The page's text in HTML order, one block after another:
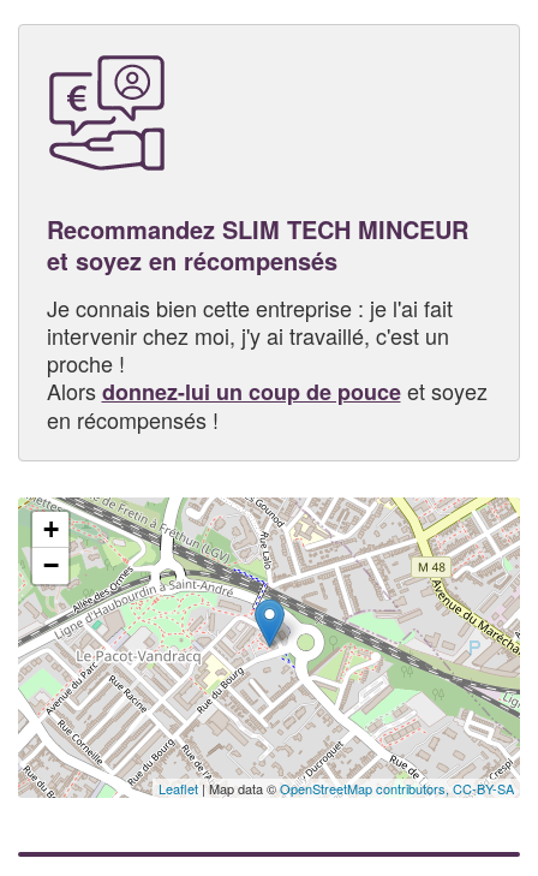
Recommandez SLIM TECH MINCEUR
et soyez en récompensés
Je connais bien cette entreprise : je l'ai fait
intervenir chez moi, j'y ai travaillé, c'est un
proche !
Alorsdonnez-lui un coup de pouceet soyez
en récompensés !
+
−
Leaflet | Map data ©OpenStreetMap contributors, CC-BY-SA